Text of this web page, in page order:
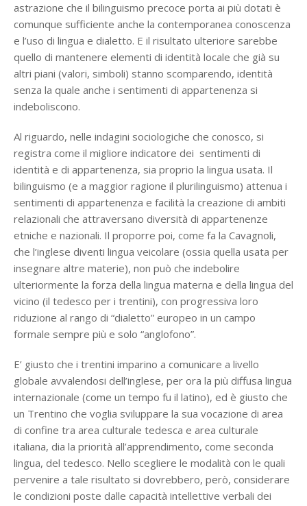
astrazione che il bilinguismo precoce porta ai più dotati è
comunque sufficiente anche la contemporanea conoscenza
e l’uso di lingua e dialetto. E il risultato ulteriore sarebbe
quello di mantenere elementi di identità locale che già su
altri piani (valori, simboli) stanno scomparendo, identità
senza la quale anche i sentimenti di appartenenza si
indeboliscono.
Al riguardo, nelle indagini sociologiche che conosco, si
registra come il migliore indicatore dei sentimenti di
identità e di appartenenza, sia proprio la lingua usata. Il
bilinguismo (e a maggior ragione il plurilinguismo) attenua i
sentimenti di appartenenza e facilità la creazione di ambiti
relazionali che attraversano diversità di appartenenze
etniche e nazionali. Il proporre poi, come fa la Cavagnoli,
che l’inglese diventi lingua veicolare (ossia quella usata per
insegnare altre materie), non può che indebolire
ulteriormente la forza della lingua materna e della lingua del
vicino (il tedesco per i trentini), con progressiva loro
riduzione al rango di “dialetto” europeo in un campo
formale sempre più e solo “anglofono”.
E’ giusto che i trentini imparino a comunicare a livello
globale avvalendosi dell’inglese, per ora la più diffusa lingua
internazionale (come un tempo fu il latino), ed è giusto che
un Trentino che voglia sviluppare la sua vocazione di area
di confine tra area culturale tedesca e area culturale
italiana, dia la priorità all’apprendimento, come seconda
lingua, del tedesco. Nello scegliere le modalità con le quali
pervenire a tale risultato si dovrebbero, però, considerare
le condizioni poste dalle capacità intellettive verbali dei